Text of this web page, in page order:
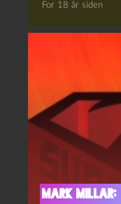
For 18 år siden
Mark Millar: